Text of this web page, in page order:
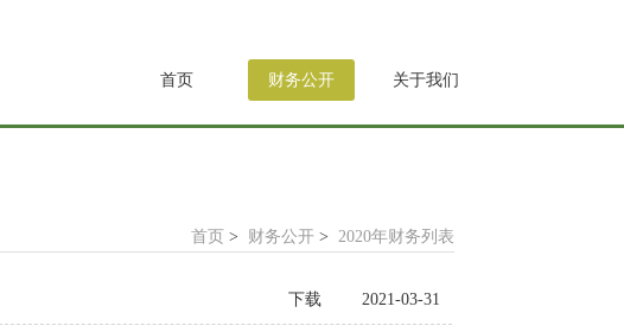
首页 财务公开 关于我们
首页 > 财务公开> 2020年财务列表
下载 2021-03-31